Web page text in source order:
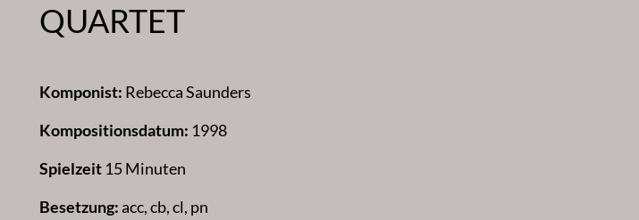
QUARTET
Komponist: Rebecca Saunders
Kompositionsdatum: 1998
Spielzeit 15 Minuten
Besetzung:acc, cb, cl, pn